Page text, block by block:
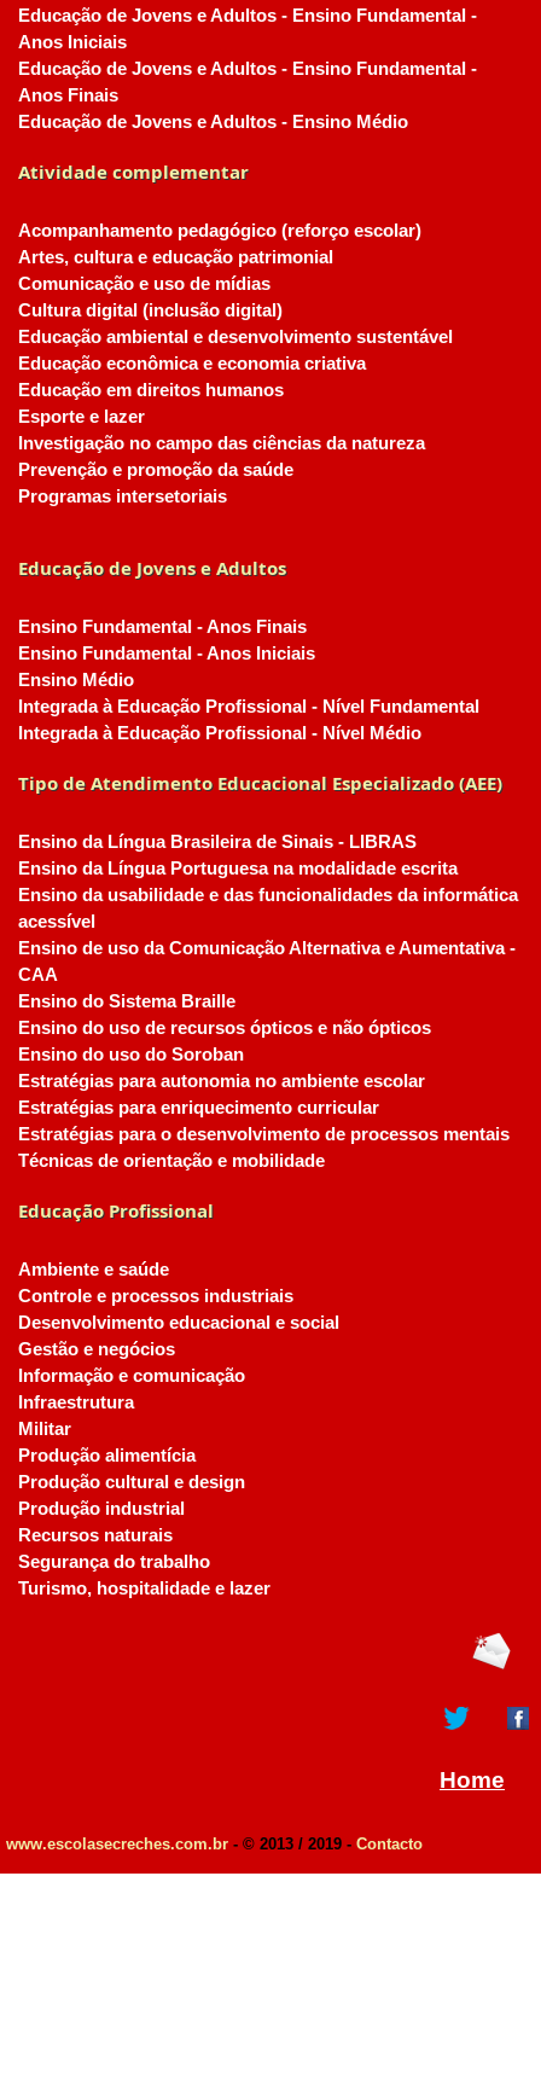
Educação de Jovens e Adultos - Ensino Fundamental -
Anos Iniciais
Educação de Jovens e Adultos - Ensino Fundamental -
Anos Finais
Educação de Jovens e Adultos - Ensino Médio
Atividade complementar
Acompanhamento pedagógico (reforço escolar)
Artes, cultura e educação patrimonial
Comunicação e uso de mídias
Cultura digital (inclusão digital)
Educação ambiental e desenvolvimento sustentável
Educação econômica e economia criativa
Educação em direitos humanos
Esporte e lazer
Investigação no campo das ciências da natureza
Prevenção e promoção da saúde
Programas intersetoriais
Educação de Jovens e Adultos
Ensino Fundamental - Anos Finais
Ensino Fundamental - Anos Iniciais
Ensino Médio
Integrada à Educação Profissional - Nível Fundamental
Integrada à Educação Profissional - Nível Médio
Tipo de Atendimento Educacional Especializado (AEE)
Ensino da Língua Brasileira de Sinais - LIBRAS
Ensino da Língua Portuguesa na modalidade escrita
Ensino da usabilidade e das funcionalidades da informática
acessível
Ensino de uso da Comunicação Alternativa e Aumentativa -
CAA
Ensino do Sistema Braille
Ensino do uso de recursos ópticos e não ópticos
Ensino do uso do Soroban
Estratégias para autonomia no ambiente escolar
Estratégias para enriquecimento curricular
Estratégias para o desenvolvimento de processos mentais
Técnicas de orientação e mobilidade
Educação Profissional
Ambiente e saúde
Controle e processos industriais
Desenvolvimento educacional e social
Gestão e negócios
Informação e comunicação
Infraestrutura
Militar
Produção alimentícia
Produção cultural e design
Produção industrial
Recursos naturais
Segurança do trabalho
Turismo, hospitalidade e lazer
Home
www.escolasecreches.com.br - © 2013 / 2019 - Contacto